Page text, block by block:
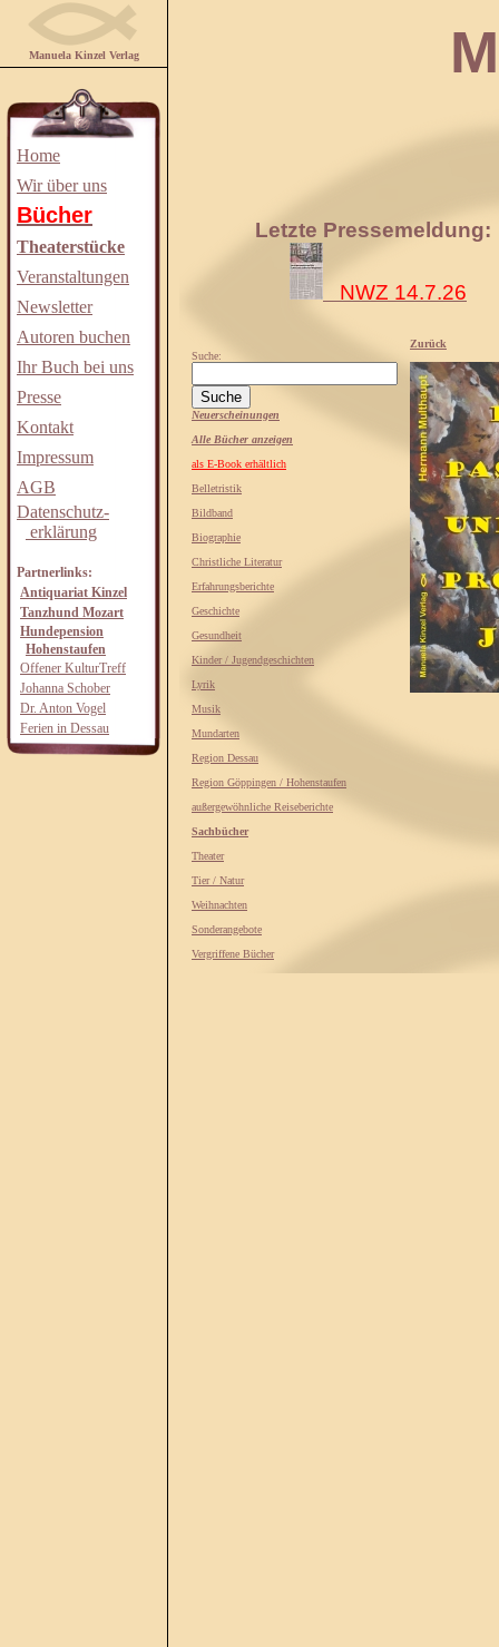
Manuela Kinzel Verlag
Home
Wir über uns
Bücher
Theaterstücke
Veranstaltungen
Newsletter
Autoren buchen
Ihr Buch bei uns
Presse
Kontakt
Impressum
AGB
Datenschutz-
erklärung
Partnerlinks:
Antiquariat Kinzel
Tanzhund Mozart
Hundepension
Hohenstaufen
Offener KulturTreff
Johanna Schober
Dr. Anton Vogel
Ferien in Dessau
Letzte Pressemeldung:
NWZ 14.7.26
Suche:
Neuerscheinungen
Alle Bücher anzeigen
als E-Book erhältlich
Belletristik
Bildband
Biographie
Christliche Literatur
Erfahrungsberichte
Geschichte
Gesundheit
Kinder / Jugendgeschichten
Lyrik
Musik
Mundarten
Region Dessau
Region Göppingen / Hohenstaufen
außergewöhnliche Reiseberichte
Sachbücher
Theater
Tier / Natur
Weihnachten
Sonderangebote
Vergriffene Bücher
Zurück